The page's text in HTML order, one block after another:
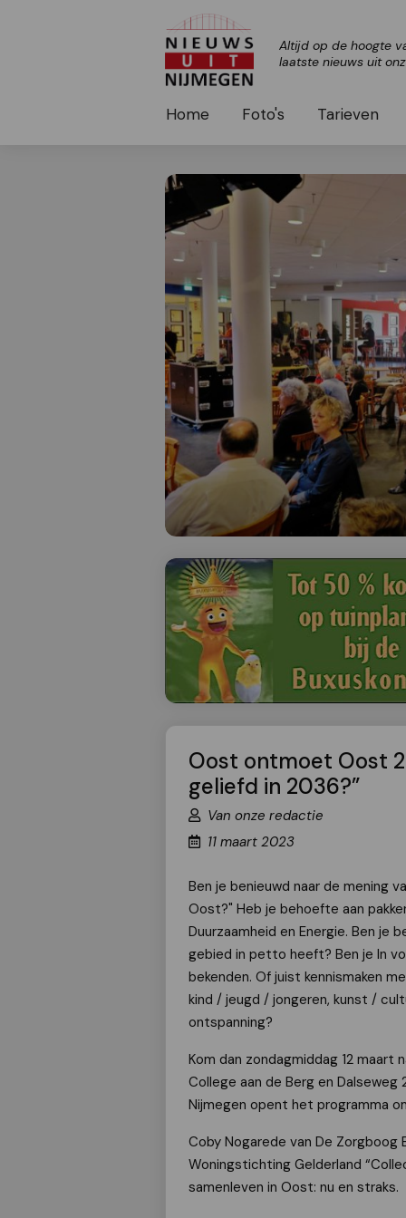
Altijd op de hoogte
laatste nieuws uit
Home Foto's Tarieven
Oost ontmoet Oost
geliefd in 2036?”
Van onze redactie
11 maart 2023
Ben je benieuwd naar de mening
Oost?" Heb je behoefte aan
Duurzaamheid en Energie. Ben je
gebied in petto heeft? Ben je In
bekenden. Of juist kennismaken
kind / jeugd / jongeren, kunst /
ontspanning?
Kom dan zondagmiddag 12 maart
College aan de Berg en
Nijmegen opent het programma
Coby Nogarede van De Zorgboog
Woningstichting Gelderland
samenleven in Oost: nu en straks.